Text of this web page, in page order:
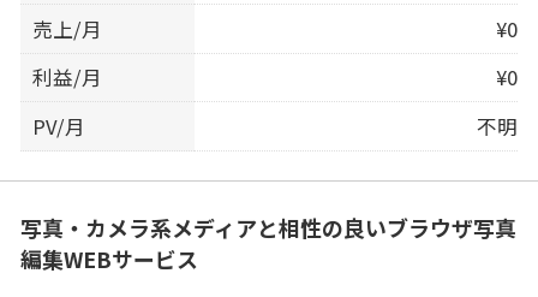
売上/月
¥0
利益/月
¥0
PV/月
不明
写真・カメラ系メディアと相性の良いブラウザ写真
編集WEBサービス